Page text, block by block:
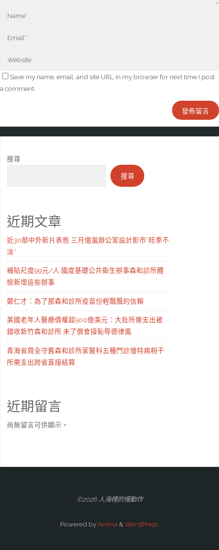
Save my name, email, and site URL in my browser for next time I post
a comment.
搜尋
搜尋
近期文章
近30部中外新片表態 三月億嵐辦公室設計影市“旺季不
淡”
補貼尺度99元/人 國度基礎公共衛生辦事森和診所體
檢新增這些辦事
鄭仁才：為了那森和診所疫苗份輕飄飄的信賴
美國老年人醫療債權超500億美元：大批所需支出被
錯收新竹森和診所 未了償會接恥辱德律風
青海省周全守舊森和診所家醫科五種門診慢特病相干
所需支出跨省直接結算
近期留言
尚無留言可供顯示。
©2026 人海裡的慢動作
Powered byAnima & WordPress.